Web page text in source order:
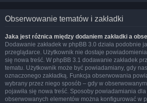
Obserwowanie tematów i zakładki
Jaka jest różnica między dodaniem zakładki a
Dodawanie zakładek w phpBB 3.0 działa podobnie
przeglądarce. Użytkownik nie dostaje
się nowa treść. W phpBB 3.1 dodawanie zakładek
tematu. Użytkownik może być powiadamiany, gdy
oznaczonego zakładką. Funkcja obserwowania
wybrany przez niego sposób – gdy w
pojawiła się nowa treść. Sposoby powiadamiania dla
obserwowanych elementów można konfigurować w